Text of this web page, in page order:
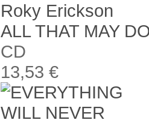
Roky Erickson
ALL THAT MAY
CD
13,53 €